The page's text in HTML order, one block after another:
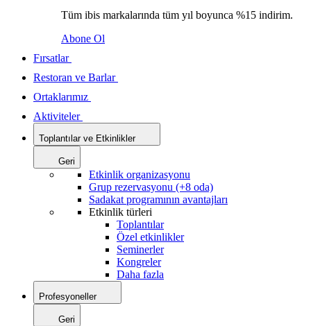
Tüm ibis markalarında tüm yıl boyunca %15 indirim.
Abone Ol
Fırsatlar
Restoran ve Barlar
Ortaklarımız
Aktiviteler
Toplantılar ve Etkinlikler
Geri
Etkinlik organizasyonu
Grup rezervasyonu (+8 oda)
Sadakat programının avantajları
Etkinlik türleri
Toplantılar
Özel etkinlikler
Seminerler
Kongreler
Daha fazla
Profesyoneller
Geri